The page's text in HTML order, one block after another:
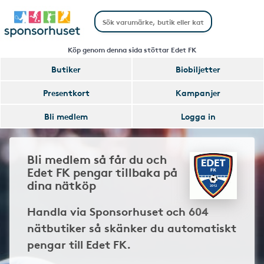
Köp genom denna sida stöttar Edet FK
Butiker
Biobiljetter
Presentkort
Kampanjer
Bli medlem
Logga in
Bli medlem så får du och
Edet FK pengar tillbaka på
dina nätköp
Handla via Sponsorhuset och 604
nätbutiker så skänker du automatiskt
pengar till Edet FK.